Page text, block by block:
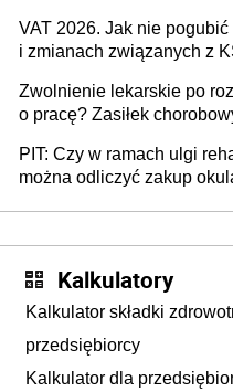
VAT 2026. Jak nie
i zmianach związanych z
Zwolnienie lekarskie po
o pracę? Zasiłek
dni od ustania stosunku
PIT: Czy w ramach ulgi
można odliczyć zakup
Kalkulatory
Kalkulator składki
przedsiębiorcy
Kalkulator dla